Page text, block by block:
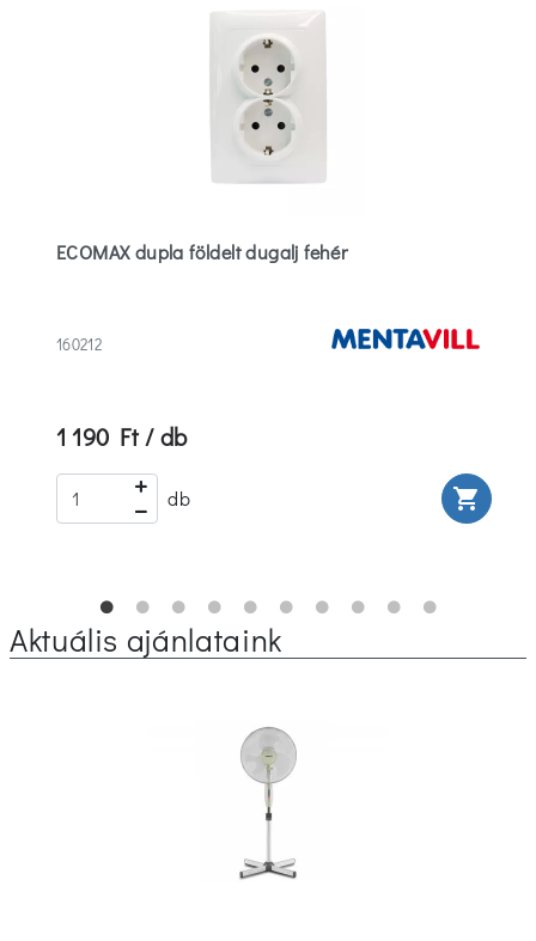
ECOMAX dupla földelt dugalj fehér
160212
1 190 Ft / db
db shopping_cart
Aktuális ajánlataink